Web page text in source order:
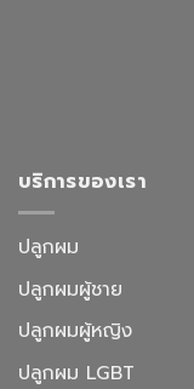
บริการของเรา
ปลูกผม
ปลูกผมผู้ชาย
ปลูกผมผู้หญิง
ปลูกผม LGBT